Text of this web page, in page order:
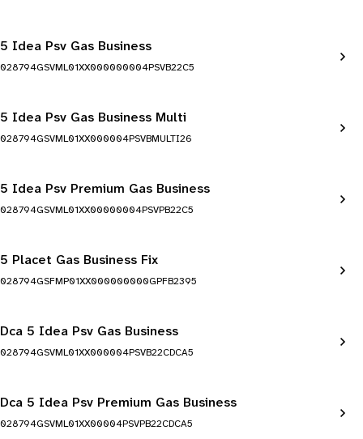
5 Idea Psv Gas Business
028794GSVML01XX000000004PSVB22C5
5 Idea Psv Gas Business Multi
028794GSVML01XX000004PSVBMULTI26
5 Idea Psv Premium Gas Business
028794GSVML01XX00000004PSVPB22C5
5 Placet Gas Business Fix
028794GSFMP01XX000000000GPFB2395
Dca 5 Idea Psv Gas Business
028794GSVML01XX000004PSVB22CDCA5
Dca 5 Idea Psv Premium Gas Business
028794GSVML01XX00004PSVPB22CDCA5